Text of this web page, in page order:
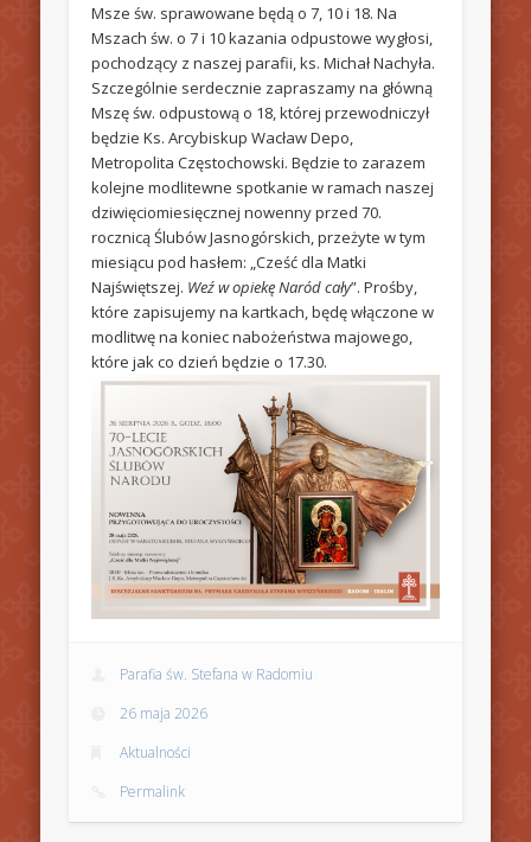
Msze św. sprawowane będą o 7, 10 i 18. Na
Mszach św. o 7 i 10 kazania odpustowe wygłosi,
pochodzący z naszej parafii, ks. Michał Nachyła.
Szczególnie serdecznie zapraszamy na główną
Mszę św. odpustową o 18, której przewodniczył
będzie Ks. Arcybiskup Wacław Depo,
Metropolita Częstochowski. Będzie to zarazem
kolejne modlitewne spotkanie w ramach naszej
dziwięciomiesięcznej nowenny przed 70.
rocznicą Ślubów Jasnogórskich, przeżyte w tym
miesiącu pod hasłem: „Cześć dla Matki
Najświętszej. Weź w opiekę Naród cały”. Prośby,
które zapisujemy na kartkach, będę włączone w
modlitwę na koniec nabożeństwa majowego,
które jak co dzień będzie o 17.30.
Parafia św. Stefana w Radomiu
26 maja 2026
Aktualności
Permalink